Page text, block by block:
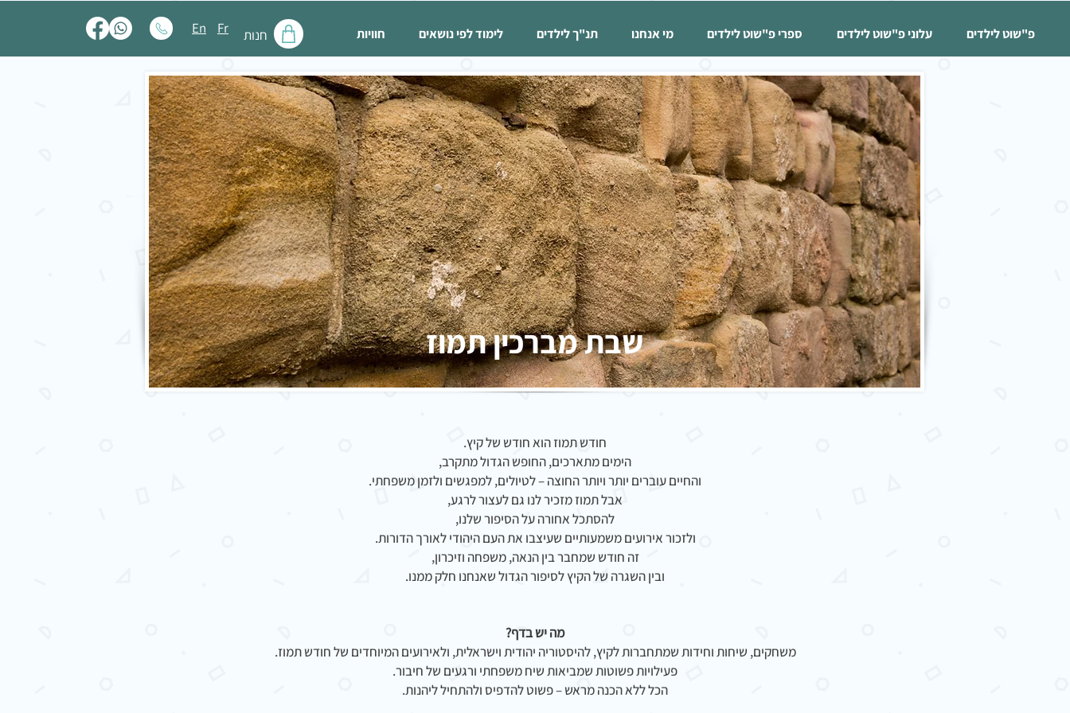
En Fr חנות פ"שוט לילדים עלוני פ"שוט לילדים ספרי פ"שוט לילדים מי אנחנו תנ"ך לילדים לימוד לפי נושאים חוויות
שבת מברכין תמוז
חודש תמוז הוא חודש של קיץ.
הימים מתארכים, החופש הגדול מתקרב,
והחיים עוברים יותר ויותר החוצה – לטיולים, למפגשים ולזמן משפחתי.
אבל תמוז מזכיר לנו גם לעצור לרגע,
להסתכל אחורה על הסיפור שלנו,
ולזכור אירועים משמעותיים שעיצבו את העם היהודי לאורך הדורות.
זה חודש שמחבר בין הנאה, משפחה וזיכרון,
ובין השגרה של הקיץ לסיפור הגדול שאנחנו חלק ממנו.
מה יש בדף?
משחקים, שיחות וחידות שמתחברות לקיץ, להיסטוריה יהודית וישראלית, ולאירועים המיוחדים של חודש תמוז.
פעילויות פשוטות שמביאות שיח משפחתי ורגעים של חיבור.
הכל ללא הכנה מראש – פשוט להדפיס ולהתחיל ליהנות.